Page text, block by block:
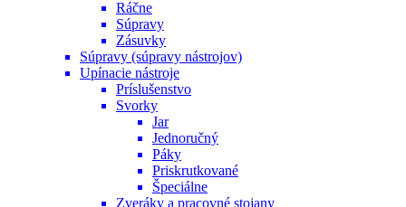
Ráčne
Súpravy
Zásuvky
Súpravy (súpravy nástrojov)
Upínacie nástroje
Príslušenstvo
Svorky
Jar
Jednoručný
Páky
Priskrutkované
Špeciálne
Zveráky a pracovné stojany